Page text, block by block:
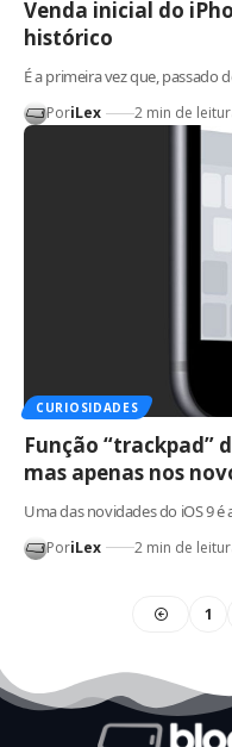
Venda inicial do
histórico
É a primeira vez que, passado
PoriLex 2 min de
CURIOSIDADES
Função “trackpad”
mas apenas nos
Uma das novidades do iOS 9
PoriLex 2 min de
1